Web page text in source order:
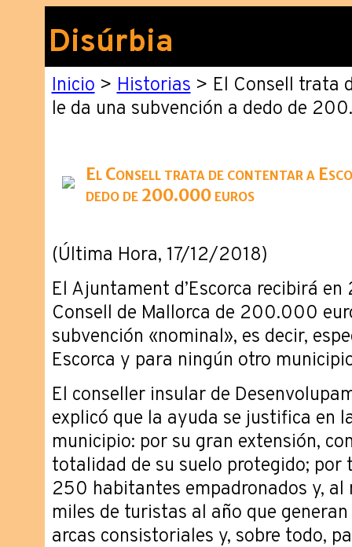
Disúrbia
Inicio>Historias> El Consell trata
le da una subvención a dedo de
El Consell trata de contentar a
dedo de 200.000 euros
(Última Hora, 17/12/2018)
El Ajuntament d’Escorca recibirá
Consell de Mallorca de 200.000
subvención «nominal», es decir,
Escorca y para ningún otro
El conseller insular de
explicó que la ayuda se justifica en
municipio: por su gran extensión,
totalidad de su suelo protegido; por
250 habitantes empadronados y,
miles de turistas al año que
arcas consistoriales y, sobre todo,